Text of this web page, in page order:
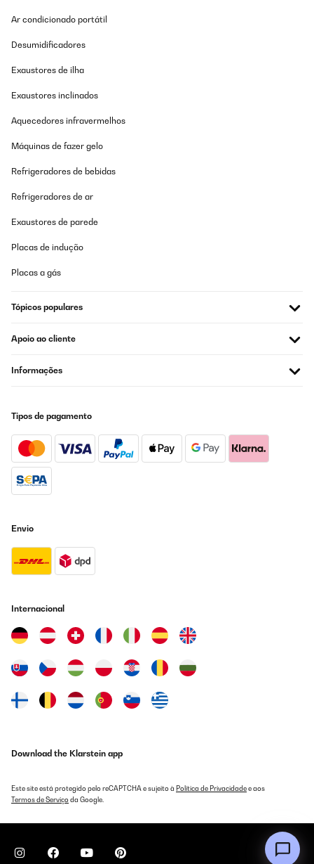
Ar condicionado portátil
Desumidificadores
Exaustores de ilha
Exaustores inclinados
Aquecedores infravermelhos
Máquinas de fazer gelo
Refrigeradores de bebidas
Refrigeradores de ar
Exaustores de parede
Placas de indução
Placas a gás
Tópicos populares
Apoio ao cliente
Informações
Tipos de pagamento
Envio
Internacional
Download the Klarstein app
Este site está protegido pelo reCAPTCHA e sujeito à Política de Privacidadee aos
Termos de Serviçoda Google.